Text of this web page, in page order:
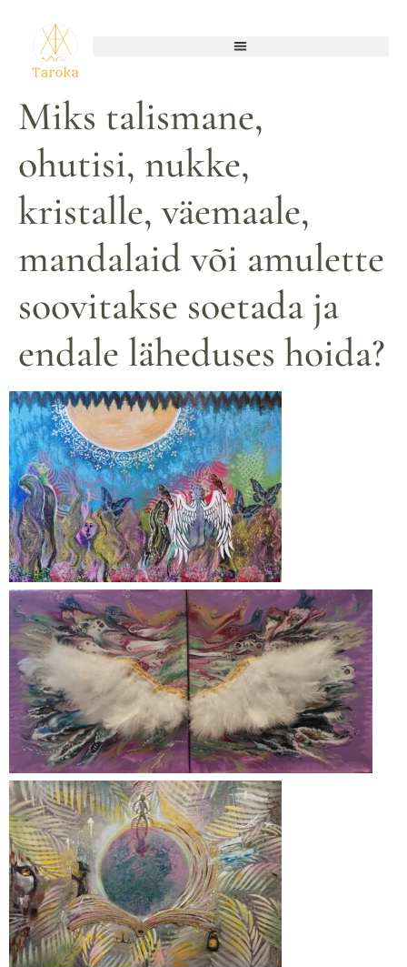
Miks talismane,
ohutisi, nukke,
kristalle, väemaale,
mandalaid või amulette
soovitakse soetada ja
endale läheduses hoida?